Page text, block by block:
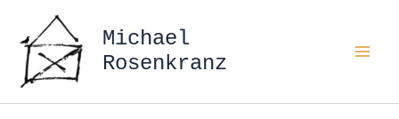
Inhalt
springen
Michael
Rosenkranz